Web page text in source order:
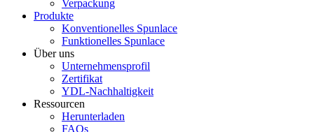
Verpackung
Produkte
Konventionelles Spunlace
Funktionelles Spunlace
Über uns
Unternehmensprofil
Zertifikat
YDL-Nachhaltigkeit
Ressourcen
Herunterladen
FAQs